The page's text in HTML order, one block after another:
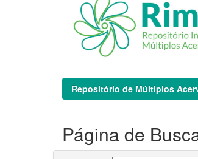
Repositório de Múltiplos
Página de